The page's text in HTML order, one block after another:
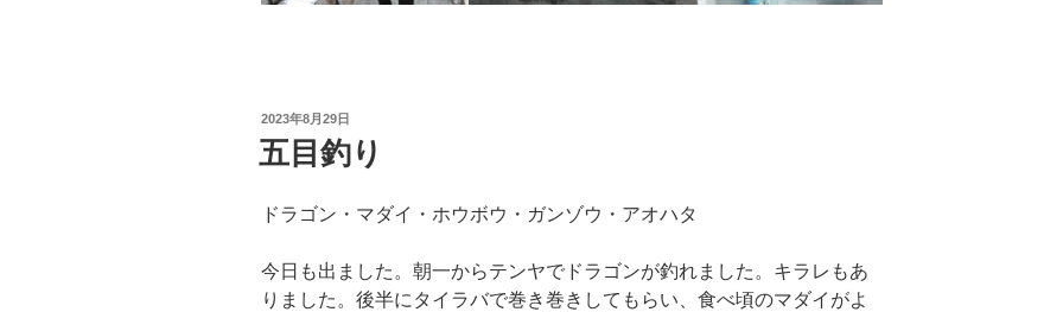
投
稿
日:
2023年8月29日
五目釣り
ドラゴン・マダイ・ホウボウ・ガンゾウ・アオハタ
今日も出ました。朝一からテンヤでドラゴンが釣れました。キラレもあ
りました。後半にタイラバで巻き巻きしてもらい、食べ頃のマダイがよ